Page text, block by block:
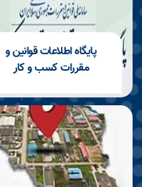
پايگاه اطلاعات قوانين و
مقررات كسب و كار